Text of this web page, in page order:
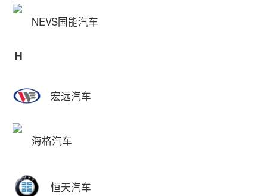
NEVS国能汽车
H
宏远汽车
海格汽车
恒天汽车